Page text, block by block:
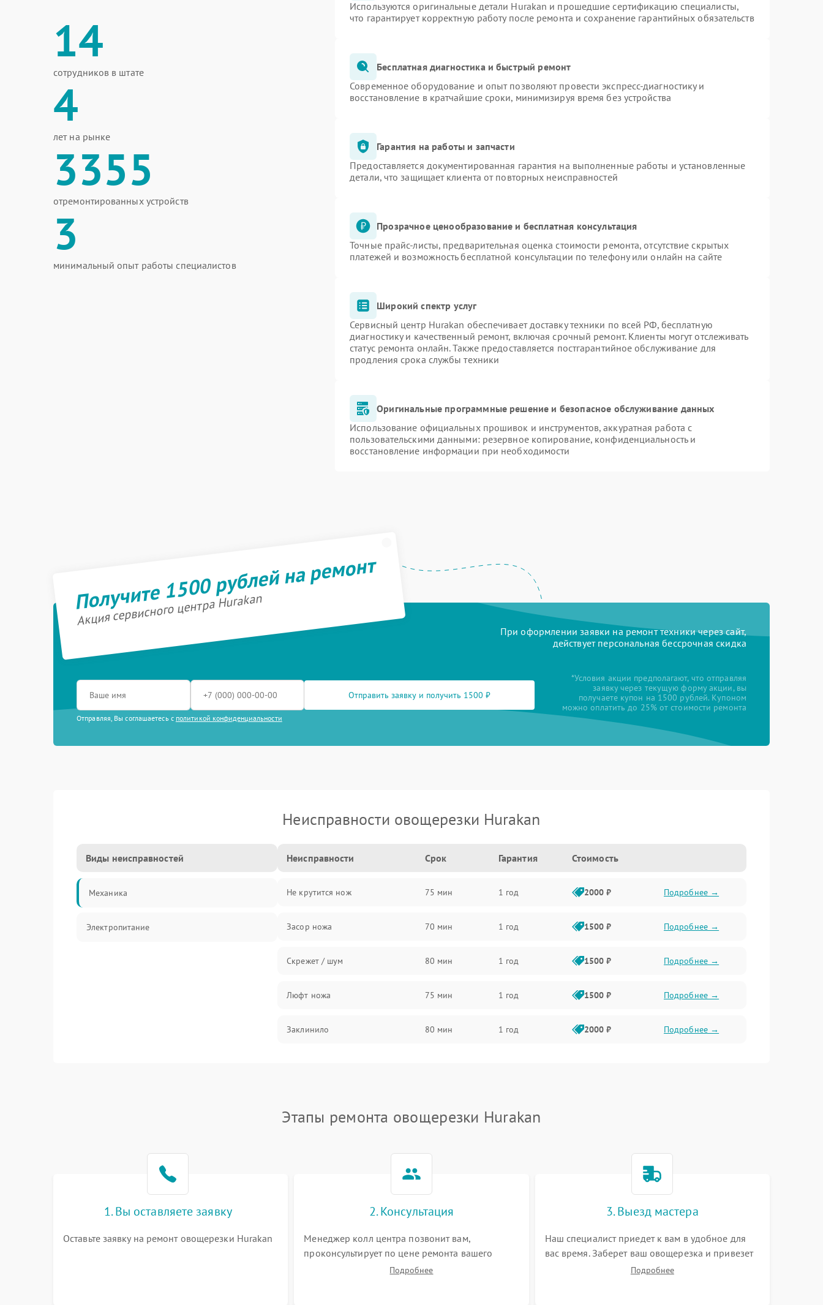
14
сотрудников в штате
4
лет на рынке
3355
отремонтированных устройств
3
минимальный опыт работы специалистов
Используются оригинальные детали Hurakan и прошедшие сертификацию специалисты,
что гарантирует корректную работу после ремонта и сохранение гарантийных обязательств
Бесплатная диагностика и быстрый ремонт
Современное оборудование и опыт позволяют провести экспресс-диагностику и
восстановление в кратчайшие сроки, минимизируя время без устройства
Гарантия на работы и запчасти
Предоставляется документированная гарантия на выполненные работы и установленные
детали, что защищает клиента от повторных неисправностей
Прозрачное ценообразование и бесплатная консультация
Точные прайс-листы, предварительная оценка стоимости ремонта, отсутствие скрытых
платежей и возможность бесплатной консультации по телефону или онлайн на сайте
Широкий спектр услуг
Сервисный центр Hurakan обеспечивает доставку техники по всей РФ, бесплатную
диагностику и качественный ремонт, включая срочный ремонт. Клиенты могут отслеживать
статус ремонта онлайн. Также предоставляется постгарантийное обслуживание для
продления срока службы техники
Оригинальные программные решение и безопасное обслуживание данных
Использование официальных прошивок и инструментов, аккуратная работа с
пользовательскими данными: резервное копирование, конфиденциальность и
восстановление информации при необходимости
Получите 1500 рублей на ремонт
Акция сервисного центра Hurakan
При оформлении заявки на ремонт техники через сайт,
действует персональная бессрочная скидка
Отправить заявку и получить 1500 ₽
Отправляя, Вы соглашаетесь с политикой конфиденциальности
*Условия акции предполагают, что отправляя
заявку через текущую форму акции, вы
получаете купон на 1500 рублей. Купоном
можно оплатить до 25% от стоимости ремонта
Неисправности овощерезки Hurakan
Виды неисправностей
Механика
Электропитание
Неисправности Срок Гарантия Стоимость
Не крутится нож 75 мин 1 год 2000 ₽ Подробнее →
Засор ножа 70 мин 1 год 1500 ₽ Подробнее →
Скрежет / шум 80 мин 1 год 1500 ₽ Подробнее →
Люфт ножа 75 мин 1 год 1500 ₽ Подробнее →
Заклинило 80 мин 1 год 2000 ₽ Подробнее →
Этапы ремонта овощерезки Hurakan
1. Вы оставляете заявку
Оставьте заявку на ремонт овощерезки Hurakan
2. Консультация
Менеджер колл центра позвонит вам,
проконсультирует по цене ремонта вашего
овощерезки а также ответит на все ваши
Подробнее
3. Выезд мастера
Наш специалист приедет к вам в удобное для
вас время. Заберет ваш овощерезка и привезет
на склад для диагностики.
Подробнее